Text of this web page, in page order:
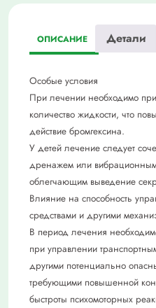
ОПИСАНИЕ Детали
Особые условия
При лечении необходимо
количество жидкости, что
действие бромгексина.
У детей лечение следует
дренажем или
облегчающим выведение
Влияние на способность
средствами и другими
В период лечения
при управлении
другими потенциально
требующими повышенной
быстроты психомоторных